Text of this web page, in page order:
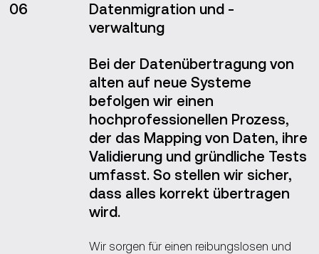
06
Datenmigration und -
verwaltung
Bei der Datenübertragung von
alten auf neue Systeme
befolgen wir einen
hochprofessionellen Prozess,
der das Mapping von Daten, ihre
Validierung und gründliche Tests
umfasst. So stellen wir sicher,
dass alles korrekt übertragen
wird.
Wir sorgen für einen reibungslosen und